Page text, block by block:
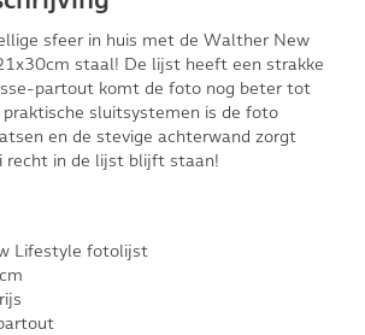
sfeer in huis met de Walther New
staal! De lijst heeft een strakke
partout komt de foto nog beter tot
sluitsystemen is de foto
en de stevige achterwand zorgt
recht in de lijst blijft staan!
Lifestyle fotolijst